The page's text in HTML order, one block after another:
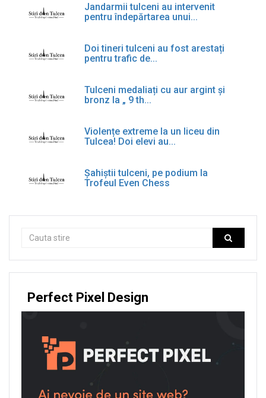
Jandarmii tulceni au intervenit
pentru îndepărtarea unui...
Doi tineri tulceni au fost arestați
pentru trafic de...
Tulceni medaliați cu aur argint și
bronz la „ 9 th...
Violențe extreme la un liceu din
Tulcea! Doi elevi au...
Șahiștii tulceni, pe podium la
Trofeul Even Chess
Perfect Pixel Design